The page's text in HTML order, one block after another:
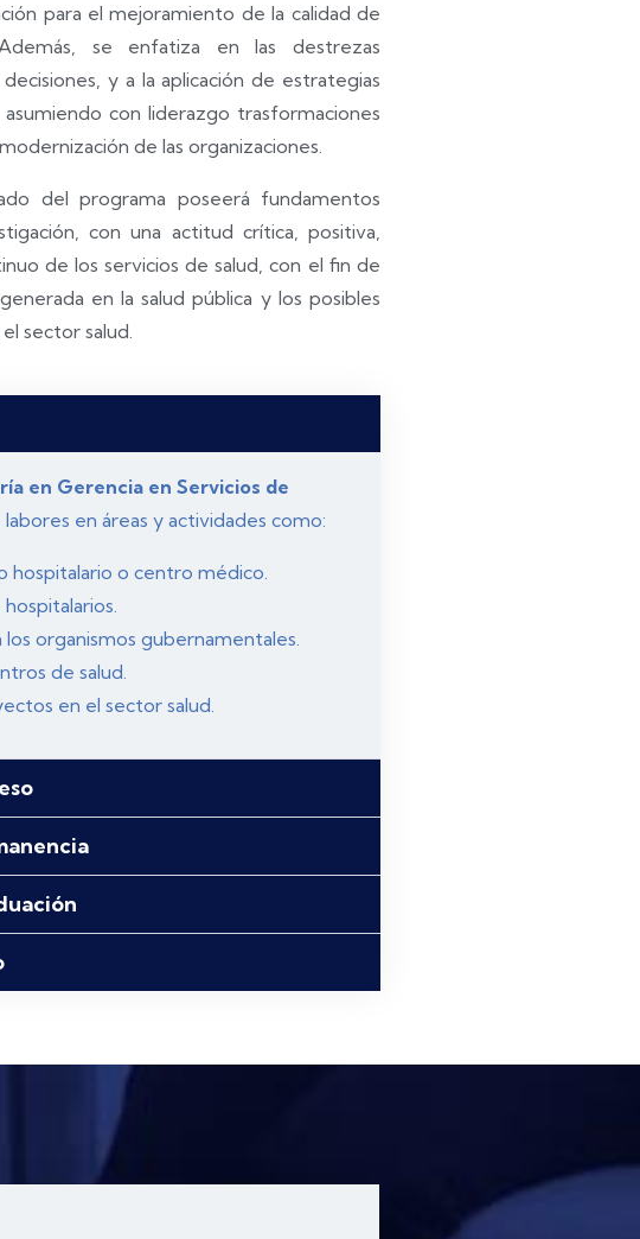
para el mejoramiento de la calidad de
se enfatiza en las destrezas
y a la aplicación de estrategias
con liderazgo trasformaciones
de las organizaciones.
del programa poseerá fundamentos
con una actitud crítica, positiva,
de los servicios de salud, con el fin de
en la salud pública y los posibles
sector salud.
en Gerencia en Servicios de
en áreas y actividades como:
o centro médico.
organismos gubernamentales.
de salud.
en el sector salud.